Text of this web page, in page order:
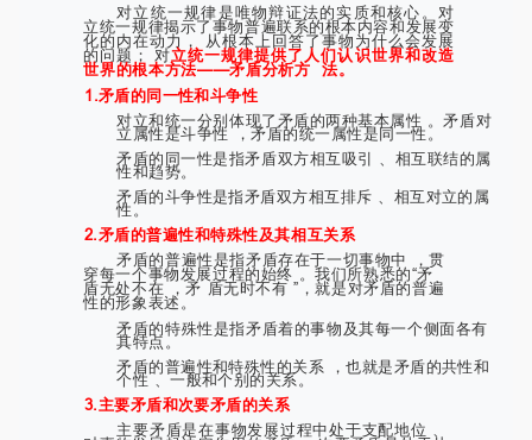
对立统一规律是唯物辩证法的实质和核心。对
立统一规律揭示了事物普遍联系的根本内容和发展变
化的内在动力， 从根本上回答了事物为什么会发展
的问题； 对立统一规律提供了人们认识世界和改造
世界的根本方法——矛盾分析方
法。
1.矛盾的同一性和斗争性
对立和统一分别体现了矛盾的两种基本属性 。矛盾对
立属性是斗争性 ，矛盾的统一属性是同一性。
矛盾的同一性是指矛盾双方相互吸引 、相互联结的属
性和趋势。
矛盾的斗争性是指矛盾双方相互排斥 、相互对立的属
性。
2.矛盾的普遍性和特殊性及其相互关系
矛盾的普遍性是指矛盾存在于一切事物中 ，贯
穿每一个事物发展过程的始终 。我们所熟悉的“矛
盾无处不在 ，矛 盾无时不有 ”，就是对矛盾的普遍
性的形象表述。
矛盾的特殊性是指矛盾着的事物及其每一个侧面各有
其特点。
矛盾的普遍性和特殊性的关系 ，也就是矛盾的共性和
个性 、一般和个别的关系。
3.主要矛盾和次要矛盾的关系
主要矛盾是在事物发展过程中处于支配地位 、